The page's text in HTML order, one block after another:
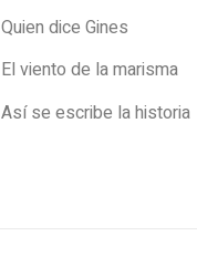
Quien dice Gines
El viento de la marisma
Así se escribe la historia